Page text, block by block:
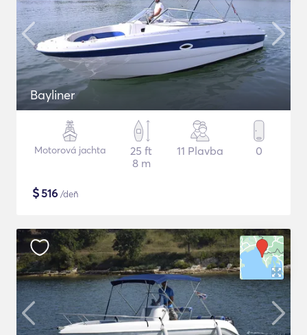
Bayliner
Motorová jachta
25 ft
8 m
11 Plavba 0
$516 /deň